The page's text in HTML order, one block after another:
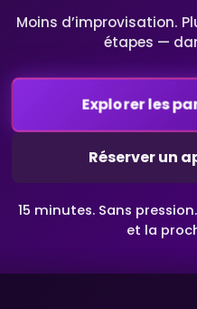
Moins d’improvisation.
étapes —
Explorer les
Réserver un
15 minutes. Sans
et la